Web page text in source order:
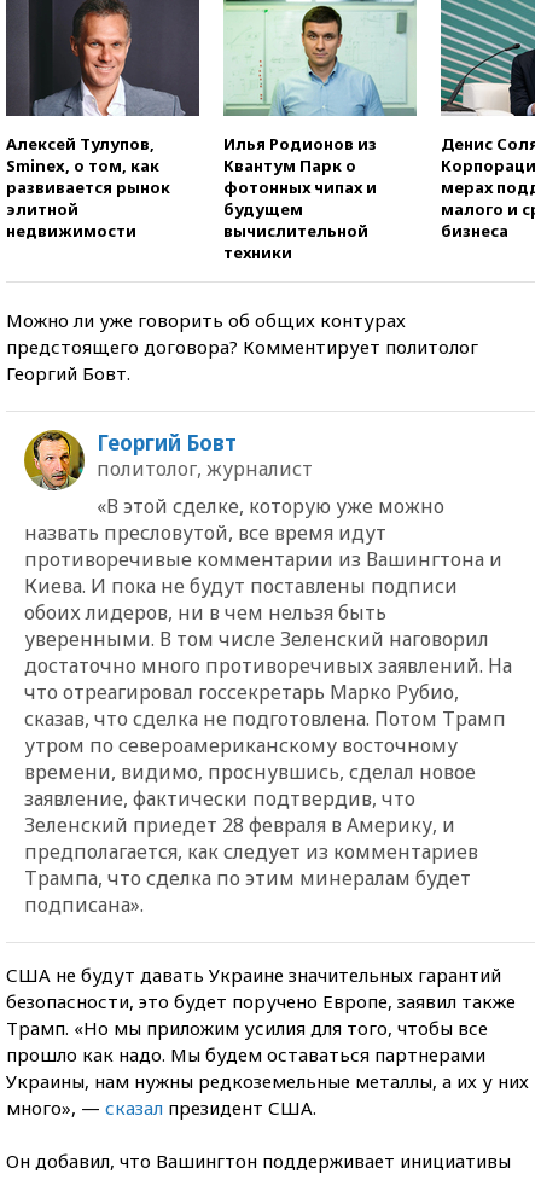
Алексей Тулупов,
Sminex, о том, как
развивается рынок
элитной
недвижимости
Илья Родионов из
Квантум Парк о
фотонных чипах и
будущем
вычислительной
техники
Денис
мерах
малого и
бизнеса
Можно ли уже говорить об общих контурах
предстоящего договора? Комментирует политолог
Георгий Бовт.
Георгий Бовт
политолог, журналист
«В этой сделке, которую уже можно
назвать пресловутой, все время идут
противоречивые комментарии из Вашингтона и
Киева. И пока не будут поставлены подписи
обоих лидеров, ни в чем нельзя быть
уверенными. В том числе Зеленский наговорил
достаточно много противоречивых заявлений. На
что отреагировал госсекретарь Марко Рубио,
сказав, что сделка не подготовлена. Потом Трамп
утром по североамериканскому восточному
времени, видимо, проснувшись, сделал новое
заявление, фактически подтвердив, что
Зеленский приедет 28 февраля в Америку, и
предполагается, как следует из комментариев
Трампа, что сделка по этим минералам будет
подписана».
США не будут давать Украине значительных гарантий
безопасности, это будет поручено Европе, заявил также
Трамп. «Но мы приложим усилия для того, чтобы все
прошло как надо. Мы будем оставаться партнерами
Украины, нам нужны редкоземельные металлы, а их у них
много», — сказал президент США.
Он добавил, что Вашингтон поддерживает инициативы